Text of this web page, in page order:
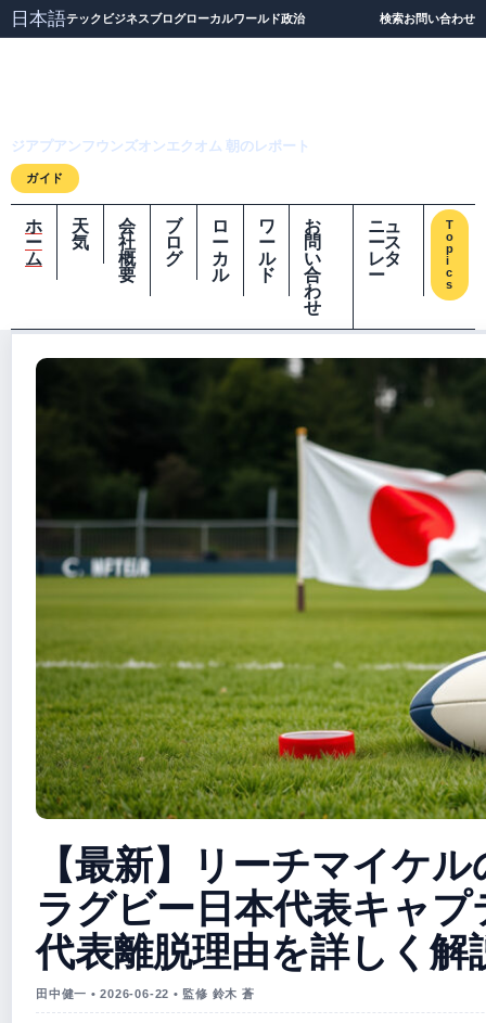
日本語テック ビジネスブログローカルワールド政治 検索お問い合わせ
ジアプアンフウンズオンエクオム 朝のレポート
ガイド
ホ
ー
ム
天
気
会
社
概
要
ブ
ロ
グ
ロ
ー
カ
ル
ワ
ー
ル
ド
お
問
い
合
わ
せ
ニュ
ース
レタ
ー
T
o
p
i
c
s
【最新】リーチマイケ
ラグビー日本代表キャ
代表離脱理由を詳しく解
田中健一 • 2026-06-22 • 監修 鈴木 蒼